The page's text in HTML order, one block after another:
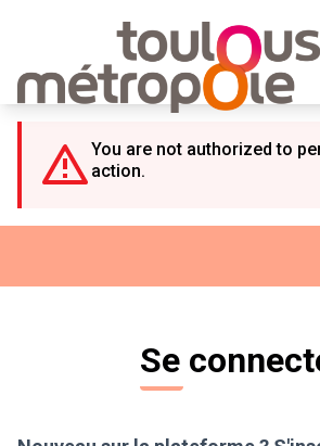
You are not authorized to
action.
Se